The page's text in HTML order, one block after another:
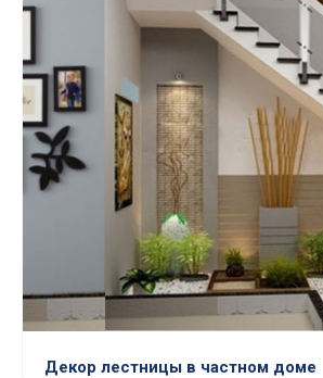
Декор лестницы в частном доме